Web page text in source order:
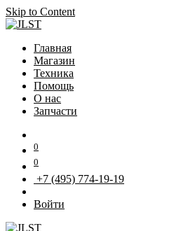
Skip to Content
Главная
Магазин
Техника
Помощь
О нас
Запчасти
0
0
+7 (495) 774-19-19
Войти